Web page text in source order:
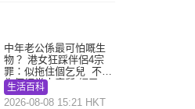
中年老公係最可怕嘅生
物？ 港女狂踩伴侶4宗
罪：似拖住個乞兒 不解
為何經常去廁所 網民一
語道破
生活百科
2026-08-08 15:21 HKT